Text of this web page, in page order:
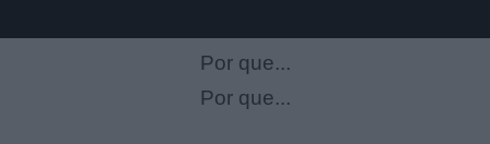
Por que...
Por que...